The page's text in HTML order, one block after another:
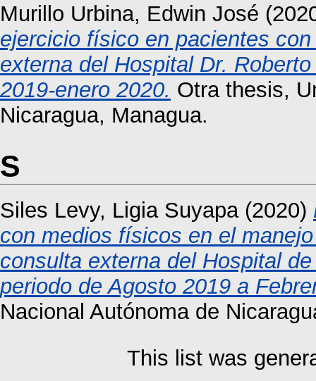
Murillo Urbina, Edwin José
ejercicio físico en pacientes
externa del Hospital Dr.
2019-enero 2020. Otra thesis,
Nicaragua, Managua.
S
Siles Levy, Ligia Suyapa(2020)
con medios físicos en el
consulta externa del Hospital
periodo de Agosto 2019 a
Nacional Autónoma de
This list was